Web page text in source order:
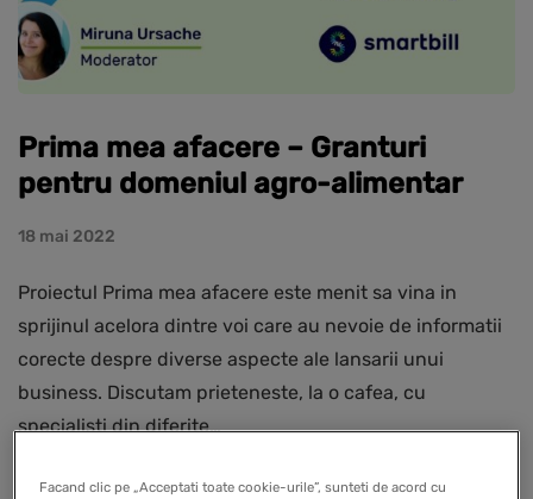
Prima mea afacere – Granturi
pentru domeniul agro-alimentar
18 mai 2022
Proiectul Prima mea afacere este menit sa vina in
sprijinul acelora dintre voi care au nevoie de informatii
corecte despre diverse aspecte ale lansarii unui
business. Discutam prieteneste, la o cafea, cu
specialisti din diferite…
Facand clic pe „Acceptati toate cookie-urile”, sunteti de acord cu